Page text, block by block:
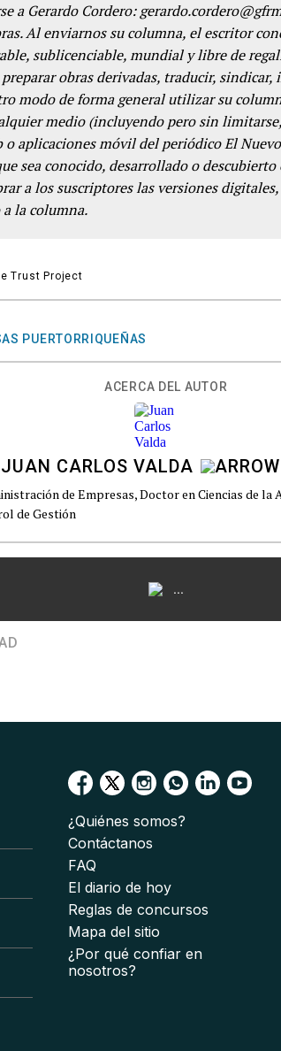
a Gerardo Cordero:
Al enviarnos su columna, el escritor
sublicenciable, mundial y libre de
obras derivadas, traducir,
modo de forma general utilizar su
medio (incluyendo pero sin
aplicaciones móvil del periódico El
sea conocido, desarrollado o
a los suscriptores las versiones
a la columna.
PUERTORRIQUEÑAS
ACERCA DEL AUTOR
JUAN CARLOS VALDA
de Empresas, Doctor en Ciencias de la
de Gestión
...
¿Quiénes somos?
Contáctanos
FAQ
El diario de hoy
Reglas de concursos
Mapa del sitio
¿Por qué confiar en
nosotros?